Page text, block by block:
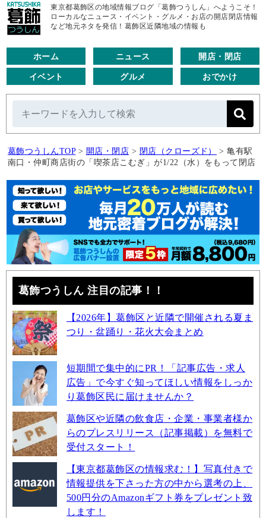
東京都葛飾区の地域情報ブログ「葛飾つうしん」へようこそ！
ローカルなニュース・イベント・グルメ・お店の開店閉店情報
など地元ネタを発信！葛飾区近隣地域の情報も
ホーム ニュース 開店・閉店
イベント グルメ おでかけ
葛飾つうしんTOP > 開店・閉店 > 閉店（クローズド） > 亀有駅
南口・仲町商店街の「喫茶店こむぎ」が1/22（水）をもって閉店
葛飾つうしん 注目の記事！！
【2026年】葛飾区と近隣で開催される夏ま
つり・盆踊り・花火大会まとめ
短期間で集中的にPR！「記事広告・求人
広告」で今すぐ知ってほしい情報をしっか
り葛飾区民に届けませんか？
葛飾区や近隣の飲食店・企業・事業者様か
らのプレスリリース（記事掲載）を無料で
受付スタート！
【東京都葛飾区の情報求む！】写真付きで
情報提供を下さった方の中から選考の上、
500円分のAmazonギフト券をプレゼント致
します！